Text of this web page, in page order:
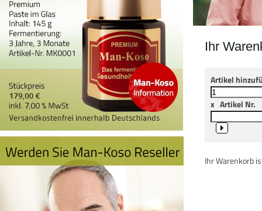
Ihr
Artikel
x Artikel Nr.
Ihr Warenkorb